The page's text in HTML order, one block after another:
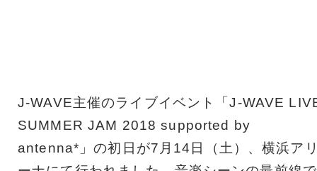
J-WAVE主催のライブイベント「J-WAVE
SUMMER JAM 2018 supported by
antenna*」の初日が7月14日（土）、横浜ア